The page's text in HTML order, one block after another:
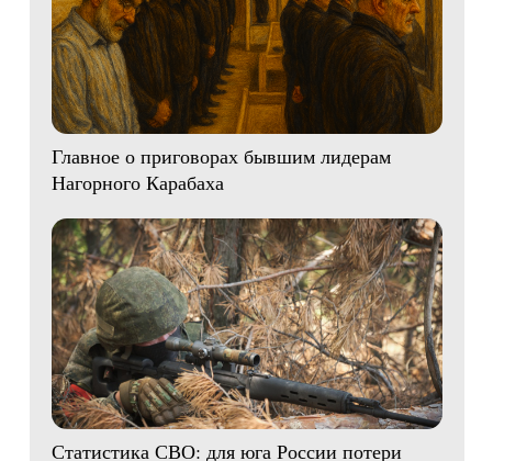
Главное о приговорах бывшим лидерам
Нагорного Карабаха
Статистика СВО: для юга России потери